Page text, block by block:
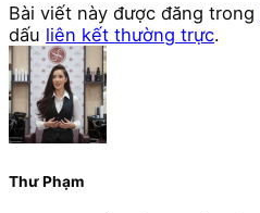
Bài viết này được đăng trong
dấu liên kết thường trực.
Thư Phạm